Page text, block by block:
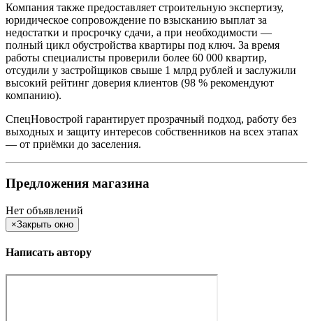
Компания также предоставляет строительную экспертизу,
юридическое сопровождение по взысканию выплат за
недостатки и просрочку сдачи, а при необходимости —
полный цикл обустройства квартиры под ключ. За время
работы специалисты проверили более 60 000 квартир,
отсудили у застройщиков свыше 1 млрд рублей и заслужили
высокий рейтинг доверия клиентов (98 % рекомендуют
компанию).
СпецНовострой гарантирует прозрачный подход, работу без
выходных и защиту интересов собственников на всех этапах
— от приёмки до заселения.
Предложения магазина
Нет объявлений
×Закрыть окно
Написать автору